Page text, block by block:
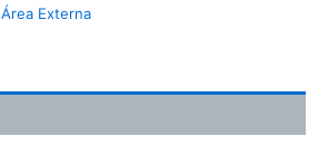
Área Externa